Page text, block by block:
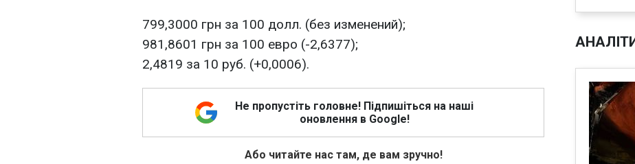
799,3000 грн за 100 долл. (без изменений);
981,8601 грн за 100 евро (-2,6377);
2,4819 за 10 руб. (+0,0006).
Не пропустіть головне! Підпишіться на наші
оновлення в Google!
Або читайте нас там, де вам зручно!